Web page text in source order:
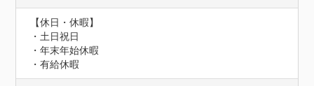
【休日・休暇】
・土日祝日
・年末年始休暇
・有給休暇